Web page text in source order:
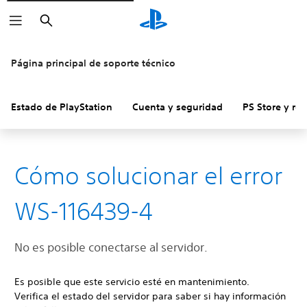
Buscar
Página principal de soporte técnico
Estado de PlayStation Cuenta y seguridad PS Store y
Cómo solucionar el error
WS-116439-4
No es posible conectarse al servidor.
Es posible que este servicio esté en mantenimiento.
Verifica el estado del servidor para saber si hay información